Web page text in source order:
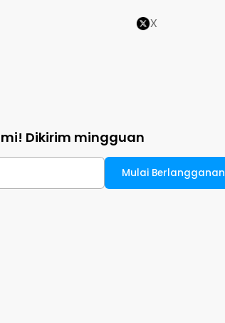
X
Dikirim mingguan
Mulai Berlangganan